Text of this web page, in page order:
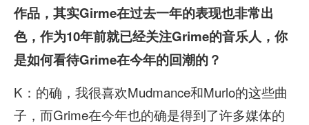
作品，其实Girme在过去一年的表现也非常出
色，作为10年前就已经关注Grime的音乐人，你
是如何看待Grime在今年的回潮的？
K：的确，我很喜欢Mudmance和Murlo的这些曲
子，而Grime在今年也的确是得到了许多媒体的